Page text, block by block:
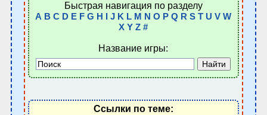
Быстрая навигация по разделу
A B C D E F G H J K L M N O P Q R S T U V W
X Y Z #
Название игры:
Ссылки по теме: